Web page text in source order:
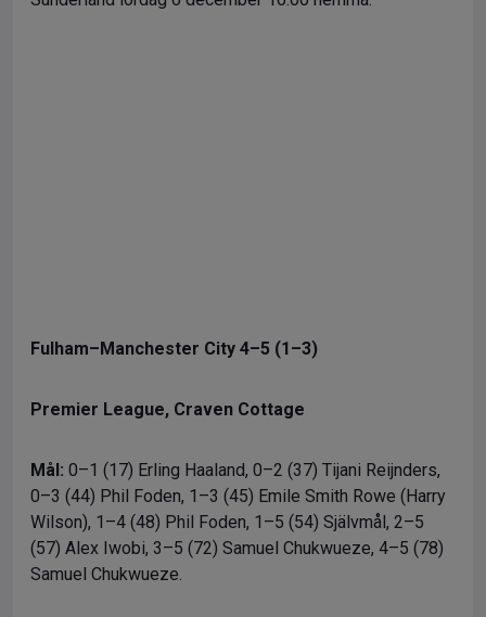
Fulham–Manchester City 4–5 (1–3)
Premier League, Craven Cottage
Mål: 0–1 (17) Erling Haaland, 0–2 (37) Tijani Reijnders,
0–3 (44) Phil Foden, 1–3 (45) Emile Smith Rowe (Harry
Wilson), 1–4 (48) Phil Foden, 1–5 (54) Självmål, 2–5
(57) Alex Iwobi, 3–5 (72) Samuel Chukwueze, 4–5 (78)
Samuel Chukwueze.